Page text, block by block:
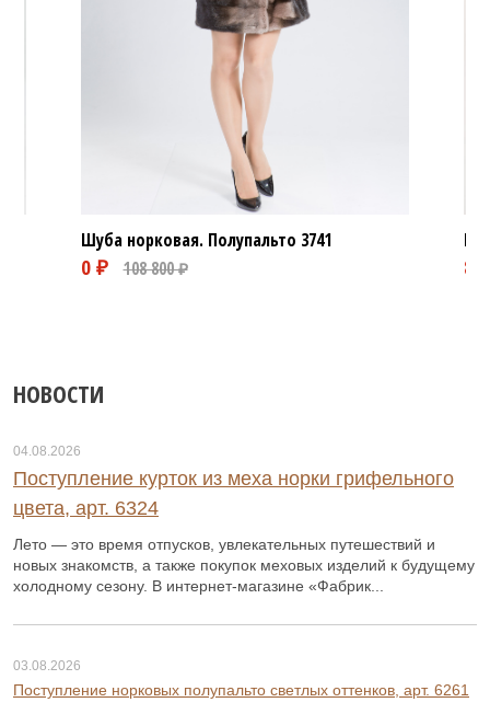
Шуба норковая. Полупальто 3741
НОВОСТИ
04.08.2026
Поступление курток из меха норки грифельного
цвета, арт. 6324
Лето — это время отпусков, увлекательных путешествий и
новых знакомств, а также покупок меховых изделий к будущему
холодному сезону. В интернет-магазине «Фабрик...
03.08.2026
Поступление норковых полупальто светлых оттенков, арт. 6261